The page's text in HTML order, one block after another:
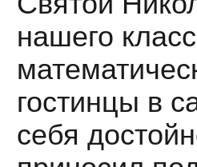
нашего
гостинцы в
себя